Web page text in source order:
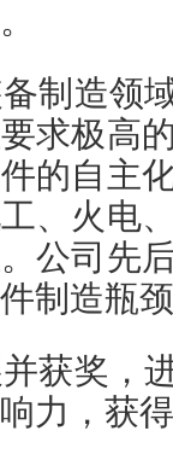
制造领
求极高
的自主
、火电
公司先
制造瓶颈
获奖，
力，获